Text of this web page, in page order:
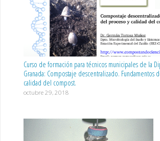
Curso de formación para técnicos municipales de la
Granada: Compostaje descentralizado. Fundamentos
calidad del compost.
octubre 29, 2018